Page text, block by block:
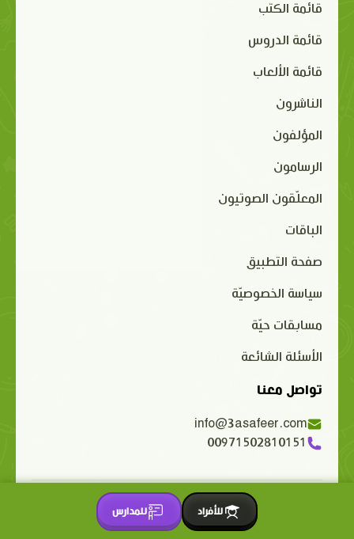
قائمة الكتب
قائمة الدروس
قائمة الألعاب
الناشرون
المؤلفون
الرسامون
المعلّقون الصوتيون
الباقات
صفحة التطبيق
سياسة الخصوصيّة
مسابقات حيّة
الأسئلة الشائعة
تواصل معنا
info@3asafeer.com
00971502810151
حقوق الملكية الفكرية محفوظة 2015-2026 © 3asafeer.com
للأفراد
للمدارس